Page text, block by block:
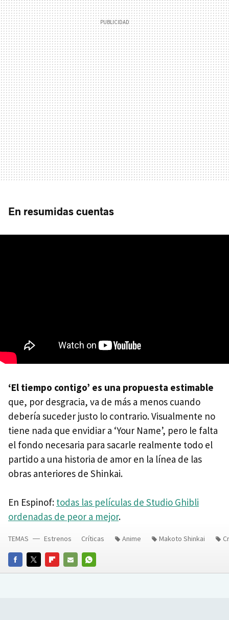
En resumidas cuentas
‘El tiempo contigo’ es una propuesta estimable
que, por desgracia, va de más a menos cuando
debería suceder justo lo contrario. Visualmente no
tiene nada que envidiar a ‘Your Name’, pero le falta
el fondo necesaria para sacarle realmente todo el
partido a una historia de amor en la línea de las
obras anteriores de Shinkai.
En Espinof: todas las películas de Studio Ghibli
ordenadas de peor a mejor.
FACEBOOKTWITTERFLIPBOARD
E-
WHATSAPP
TEMAS Estrenos Críticas Anime Makoto Shinkai